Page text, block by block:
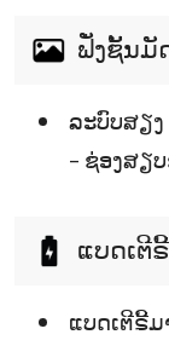
ຟັ່ງຊັ້ນມັ
ລະບົບສຽງ
- ຊ່ອງສຽ
ແບດເຕີ
ແບດເຕີຣີ້ມ